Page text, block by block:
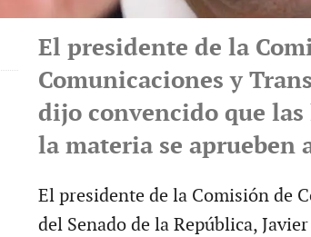
El presidente de la
Comunicaciones y
dijo convencido que las
la materia se aprueben
El presidente de la Comisión de
del Senado de la República,